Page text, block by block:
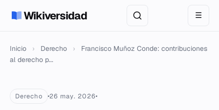
Wikiversidad ☰
Inicio › Derecho ›
Francisco Muñoz Conde: contribuciones
al derecho p...
Derecho 26 may. 2026